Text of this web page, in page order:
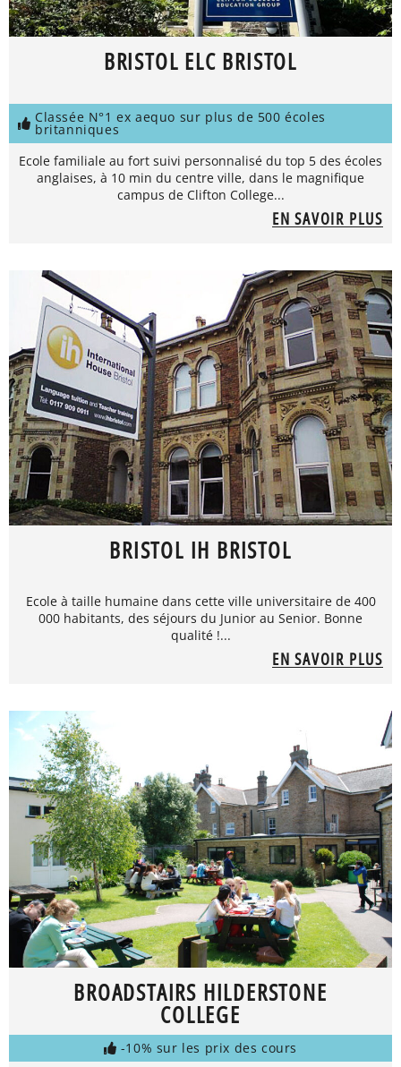
BRISTOL ELC BRISTOL
Classée N°1 ex aequo sur plus de 500 écoles
britanniques
Ecole familiale au fort suivi personnalisé du top 5 des écoles
anglaises, à 10 min du centre ville, dans le magnifique
campus de Clifton College...
EN SAVOIR PLUS
BRISTOL IH BRISTOL
Ecole à taille humaine dans cette ville universitaire de 400
000 habitants, des séjours du Junior au Senior. Bonne
qualité !...
EN SAVOIR PLUS
BROADSTAIRS HILDERSTONE
COLLEGE
-10% sur les prix des cours